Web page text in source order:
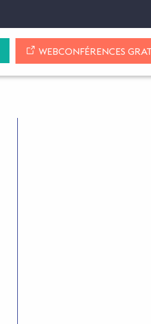
WEBCONFÉRENCES